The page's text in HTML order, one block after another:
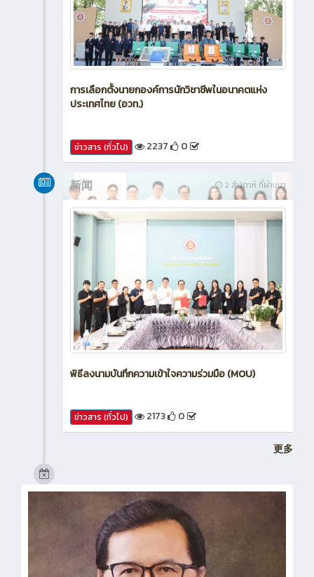
การเลือกตั้งนายกองค์การนักวิชาชีพในอนาคตแห่ง
ประเทศไทย (อวท.)
ข่าวสาร (ทั่วไป) 2237 0
2 สัปดาห์ ที่ผ่านมา
新闻
พิธีลงนามบันทึกความเข้าใจความร่วมมือ (MOU)
ข่าวสาร (ทั่วไป) 2173 0
更多